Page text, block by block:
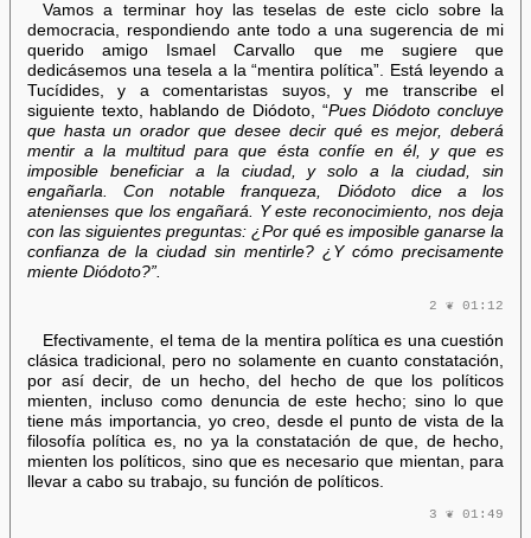
Vamos a terminar hoy las teselas de este ciclo sobre la
democracia, respondiendo ante todo a una sugerencia de mi
querido amigo Ismael Carvallo que me sugiere que
dedicásemos una tesela a la “mentira política”. Está leyendo a
Tucídides, y a comentaristas suyos, y me transcribe el
siguiente texto, hablando de Diódoto, “Pues Diódoto concluye
que hasta un orador que desee decir qué es mejor, deberá
mentir a la multitud para que ésta confíe en él, y que es
imposible beneficiar a la ciudad, y solo a la ciudad, sin
engañarla. Con notable franqueza, Diódoto dice a los
atenienses que los engañará. Y este reconocimiento, nos deja
con las siguientes preguntas: ¿Por qué es imposible ganarse la
confianza de la ciudad sin mentirle? ¿Y cómo precisamente
miente Diódoto?”.
2 ❦ 01:12
Efectivamente, el tema de la mentira política es una cuestión
clásica tradicional, pero no solamente en cuanto constatación,
por así decir, de un hecho, del hecho de que los políticos
mienten, incluso como denuncia de este hecho; sino lo que
tiene más importancia, yo creo, desde el punto de vista de la
filosofía política es, no ya la constatación de que, de hecho,
mienten los políticos, sino que es necesario que mientan, para
llevar a cabo su trabajo, su función de políticos.
3 ❦ 01:49